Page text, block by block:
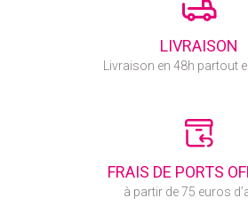
LIVRAISON
Livraison en 48h partout
FRAIS DE PORTS
à partir de 75 euros